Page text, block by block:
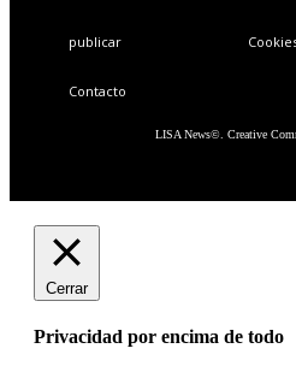
publicar
Contacto
LISA News©. Creative
Cerrar
Privacidad por encima de todo